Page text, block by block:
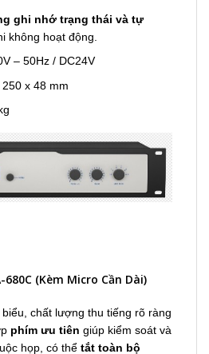
ghi nhớ trạng thái và tự
không hoạt động.
– 50Hz / DC24V
x 48 mm
680C (Kèm Micro Cần Dài)
chất lượng thu tiếng rõ ràng
phím ưu tiên giúp kiểm soát và
họp, có thểtắt toàn bộ